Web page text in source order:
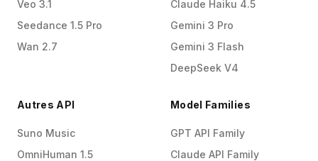
Veo 3.1
Seedance 1.5 Pro
Wan 2.7
Claude Haiku 4.5
Gemini 3 Pro
Gemini 3 Flash
DeepSeek V4
Autres API
Suno Music
OmniHuman 1.5
Model Families
GPT API Family
Claude API Family